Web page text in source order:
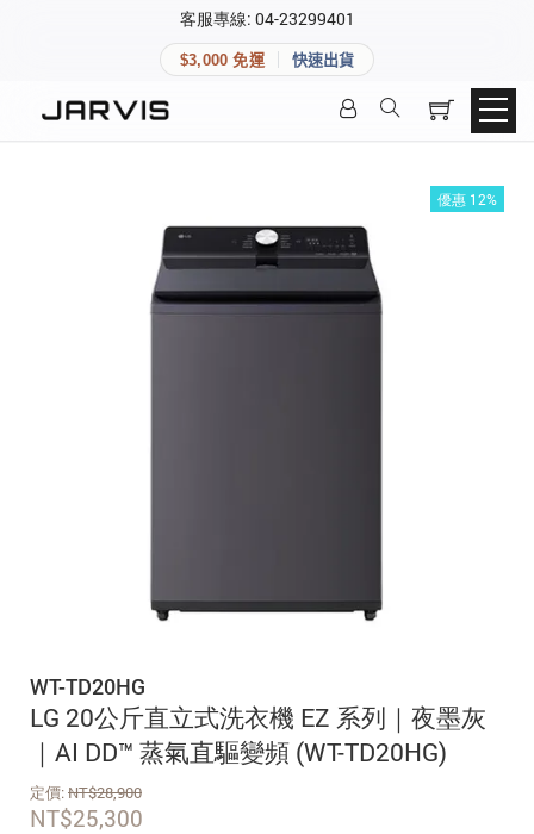
客服專線: 04-23299401
$3,000 免運 快速出貨
優惠 12%
WT-TD20HG
LG 20公斤直立式洗衣機 EZ 系列｜夜墨灰
｜AI DD™ 蒸氣直驅變頻 (WT-TD20HG)
定價:NT$28,900
NT$25,300
快速連結
Matter 智慧家庭
登入後可查看訂單、會員資料與收藏清單。
加入 JARVIS VIP